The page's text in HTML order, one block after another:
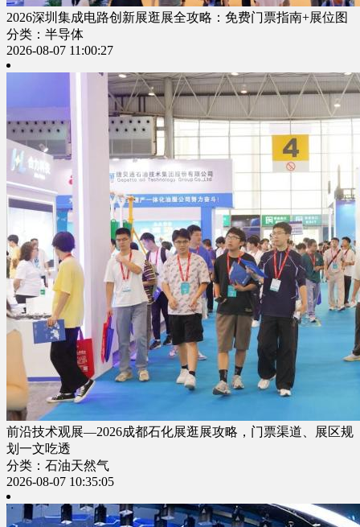
2026深圳集成电路创新展逛展全攻略：免费门票指南+展位图
分类：半导体
2026-08-07 11:00:27
前沿技术观展—2026成都石化展逛展攻略，门票渠道、展区规
划一文吃透
分类：石油天然气
2026-08-07 10:35:05